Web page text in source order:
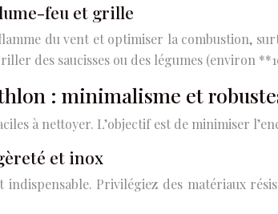
feu et grille
du vent et optimiser la combustion,
des saucisses ou des légumes (environ
: minimalisme et
à nettoyer. L’objectif est de minimiser
et inox
Privilégiez des matériaux